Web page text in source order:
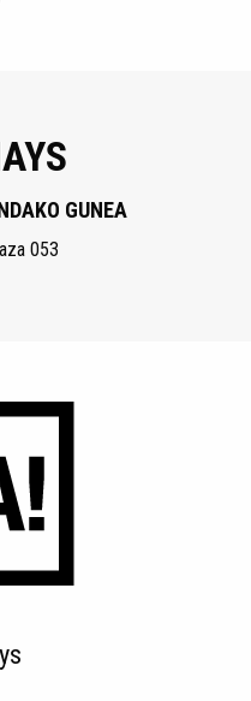
GUNEA
053